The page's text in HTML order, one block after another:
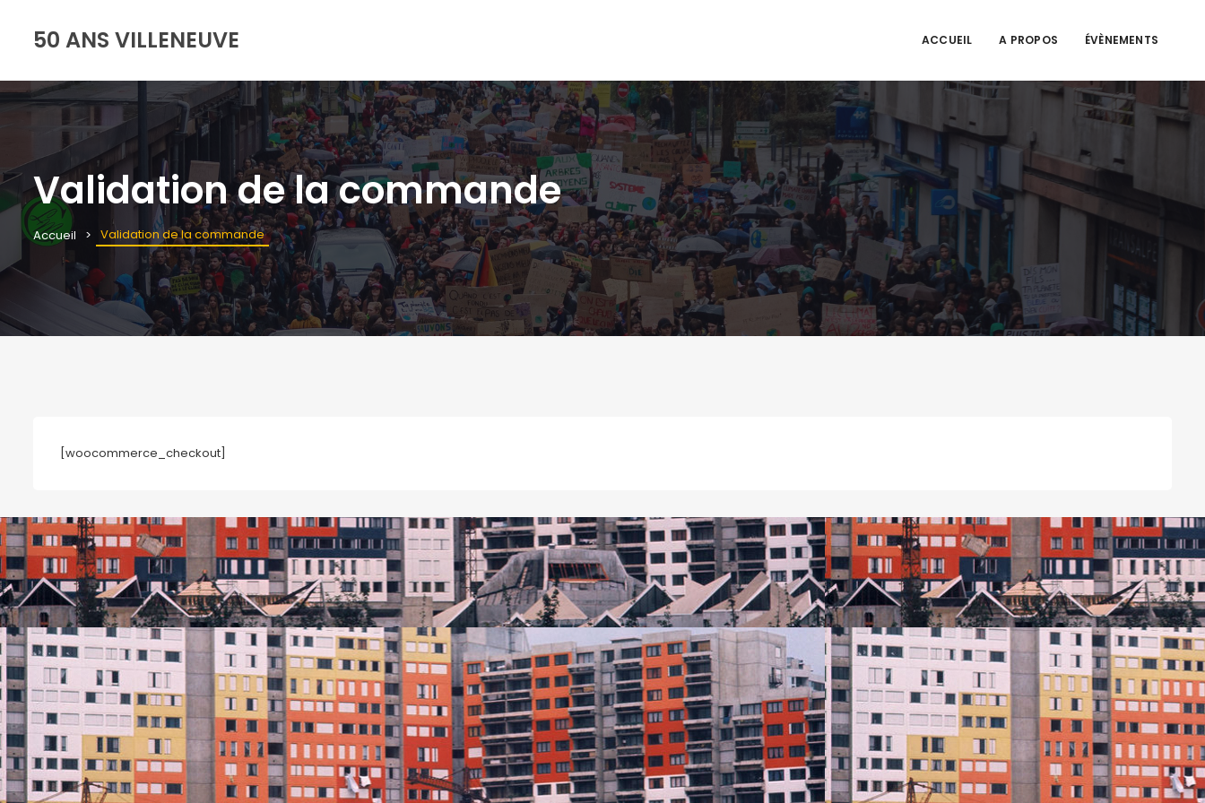
50 ANS VILLENEUVE ACCUEIL A PROPOS ÉVÈNEMENTS
Validation de la commande
Accueil Validation de la commande
[woocommerce_checkout]